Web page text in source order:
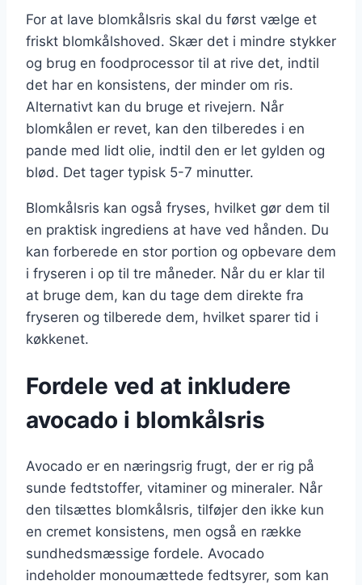
For at lave blomkålsris skal du først vælge et
friskt blomkålshoved. Skær det i mindre stykker
og brug en foodprocessor til at rive det, indtil
det har en konsistens, der minder om ris.
Alternativt kan du bruge et rivejern. Når
blomkålen er revet, kan den tilberedes i en
pande med lidt olie, indtil den er let gylden og
blød. Det tager typisk 5-7 minutter.
Blomkålsris kan også fryses, hvilket gør dem til
en praktisk ingrediens at have ved hånden. Du
kan forberede en stor portion og opbevare dem
i fryseren i op til tre måneder. Når du er klar til
at bruge dem, kan du tage dem direkte fra
fryseren og tilberede dem, hvilket sparer tid i
køkkenet.
Fordele ved at inkludere
avocado i blomkålsris
Avocado er en næringsrig frugt, der er rig på
sunde fedtstoffer, vitaminer og mineraler. Når
den tilsættes blomkålsris, tilføjer den ikke kun
en cremet konsistens, men også en række
sundhedsmæssige fordele. Avocado
indeholder monoumættede fedtsyrer, som kan